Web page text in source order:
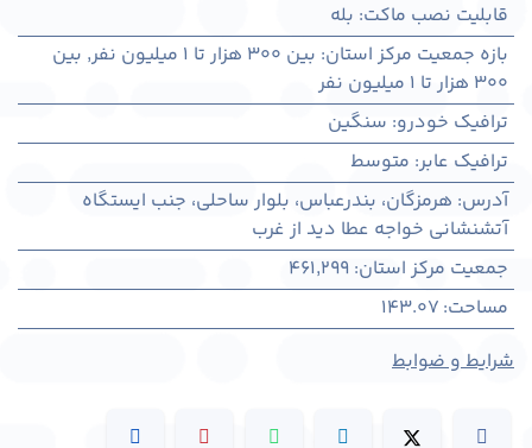
قابلیت نصب ماکت: بله
بازه جمعیت مرکز استان: بین ۳۰۰ هزار تا ۱ میلیون نفر , بین
۳۰۰ هزار تا ۱ میلیون نفر
ترافیک خودرو: سنگین
ترافیک عابر: متوسط
آدرس: هرمزگان، بندرعباس، بلوار ساحلی، جنب ایستگاه
آتشنشانی خواجه عطا دید از غرب
جمعیت مرکز استان:
461,299
مساحت:
143.07
شرایط و ضوابط